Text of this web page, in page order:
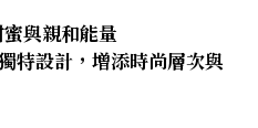
與親和能量
設計，增添時尚層次與